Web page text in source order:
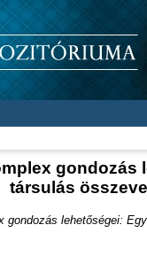
társulás
lehetőségei: